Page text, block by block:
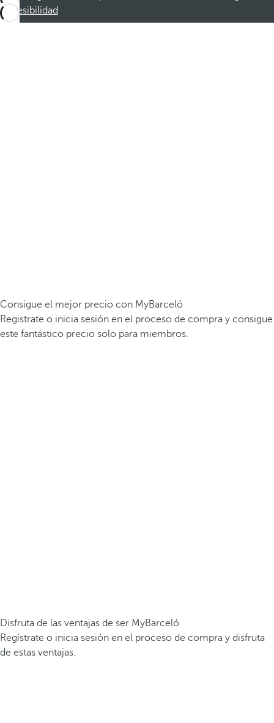
Accesibilidad
Consigue el mejor precio con MyBarceló
Registrate o inicia sesión en el proceso de compra y consigue
este fantástico precio solo para miembros.
Disfruta de las ventajas de ser MyBarceló
Regístrate o inicia sesión en el proceso de compra y disfruta
de estas ventajas.